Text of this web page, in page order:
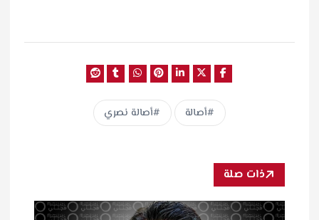
أصالة أصالة نصري
ذات صلة